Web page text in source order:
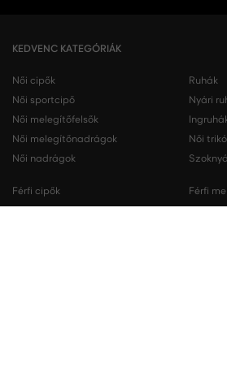
KEDVENC KATEGÓRIÁK
Női cipők
Női sportcipő
Női melegítőfelsők
Női melegítőnadrágok
Női nadrágok
Ruhák
Nyári
Női
Férfi cipők
Férfi